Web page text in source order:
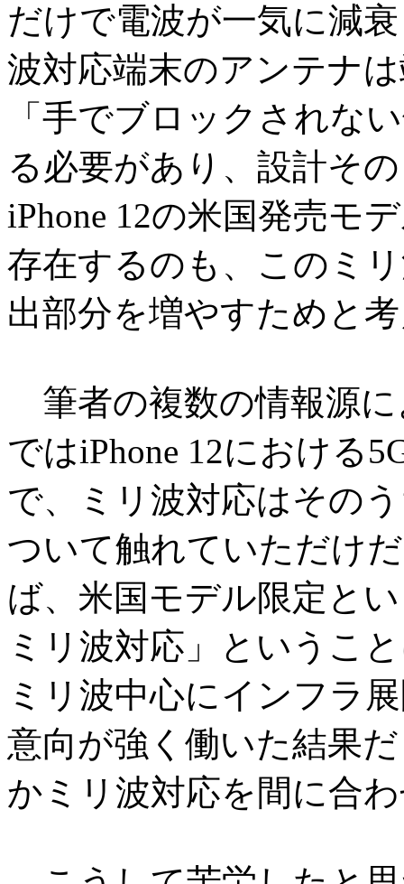
だけで電波が一気に減
波対応端末のアンテナ
「手でブロックされな
る必要があり、設計そ
iPhone 12の米国発売モ
存在するのも、このミ
出部分を増やすためと
筆者の複数の情報源に
ではiPhone 12における
で、ミリ波対応はその
ついて触れていただけ
ば、米国モデル限定と
ミリ波対応」というこ
ミリ波中心にインフラ
意向が強く働いた結果
かミリ波対応を間に合